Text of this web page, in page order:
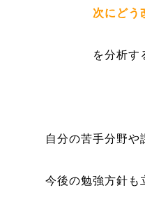
次にどう
を分析す
自分の苦手分野や
今後の勉強方針も